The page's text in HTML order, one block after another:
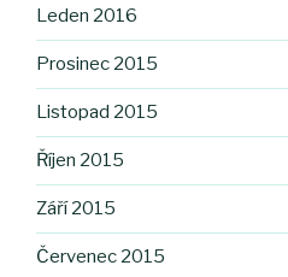
Leden 2016
Prosinec 2015
Listopad 2015
Říjen 2015
Září 2015
Červenec 2015